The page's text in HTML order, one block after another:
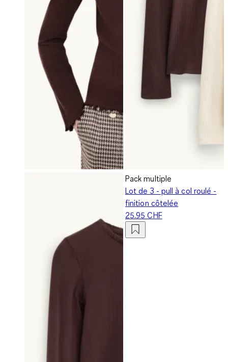
Pack multiple
Lot de 3 - pull à col roulé -
finition côtelée
25.95 CHF